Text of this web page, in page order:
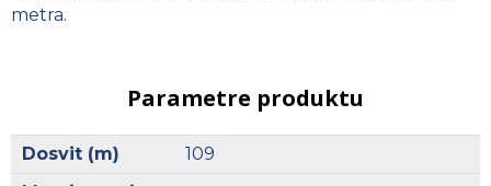
metra.
Parametre produktu
Dosvit (m)
109